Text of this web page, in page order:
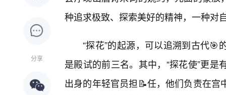
分享
种追求极致、探索美好的精神，一种对
“探花”的起源，可以追溯到古代
是殿试的前三名。其中，“探花使”更
出身的年轻官员担📝任，他们负责在